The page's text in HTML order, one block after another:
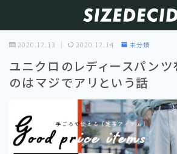
2020.12.13 2020.12.14 未分類
ユニクロのレディースパン
のはマジでアリという話